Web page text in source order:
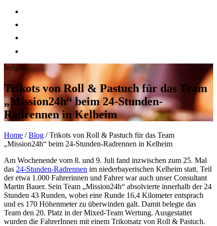
Insights
Trikots von Roll & Pastuch für das Team
„Mission24h“ beim 24-Stunden-
Radrennen in Kelheim
Home /Blog /Trikots von Roll & Pastuch für das Team
„Mission24h“ beim 24-Stunden-Radrennen in Kelheim
Am Wochenende vom 8. und 9. Juli fand inzwischen zum 25. Mal
das 24-Stunden-Radrennen im niederbayerischen Kelheim statt. Teil
der etwa 1.000 Fahrerinnen und Fahrer war auch unser Consultant
Martin Bauer. Sein Team „Mission24h“ absolvierte innerhalb der 24
Stunden 43 Runden, wobei eine Runde 16,4 Kilometer entsprach
und es 170 Höhenmeter zu überwinden galt. Damit belegte das
Team den 20. Platz in der Mixed-Team Wertung. Ausgestattet
wurden die FahrerInnen mit einem Trikotsatz von Roll & Pastuch.